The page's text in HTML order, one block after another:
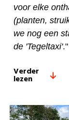
voor elke
(planten,
we nog een
de 'Tegeltaxi'."
Verder
lezen